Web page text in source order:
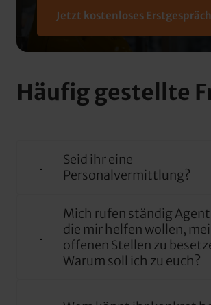
Jetzt kostenloses
Häufig gestellte
Seid ihr eine
Personalvermittlung?
Personalvermittlung. Wir
Beratungs- und Marketing-
Mit der Hilfe unserer
Mich rufen ständig
die mir helfen wollen,
offenen Stellen zu
Warum soll ich zu euch?